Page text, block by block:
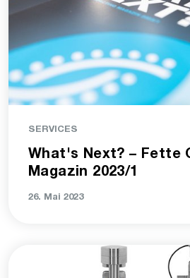
SERVICES
What's Next? – Fette
Magazin 2023/1
26. Mai 2023